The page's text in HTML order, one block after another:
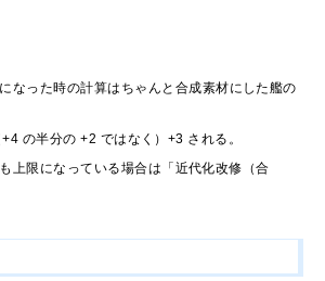
なった時の計算はちゃんと合成素材にした艦の
の半分の +2 ではなく）+3 される。
上限になっている場合は「近代化改修（合